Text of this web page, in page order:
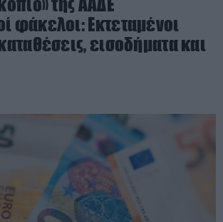
της ΑΑΔΕ
φάκελοι: Εκτεταμένοι
εισοδήματα και